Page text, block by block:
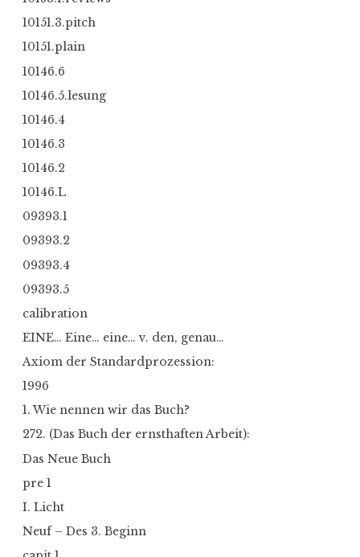
10151.3.pitch
10151.plain
10146.6
10146.5.lesung
10146.4
10146.3
10146.2
10146.L
09393.1
09393.2
09393.4
09393.5
calibration
EINE… Eine… eine… v. den, genau…
Axiom der Standardprozession:
1996
1. Wie nennen wir das Buch?
272. (Das Buch der ernsthaften Arbeit):
Das Neue Buch
pre 1
I. Licht
Neuf – Des 3. Beginn